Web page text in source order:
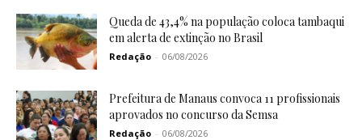
Queda de 43,4% na população coloca tambaqui
em alerta de extinção no Brasil
Redação - 06/08/2026
Prefeitura de Manaus convoca 11 profissionais
aprovados no concurso da Semsa
Redação - 06/08/2026